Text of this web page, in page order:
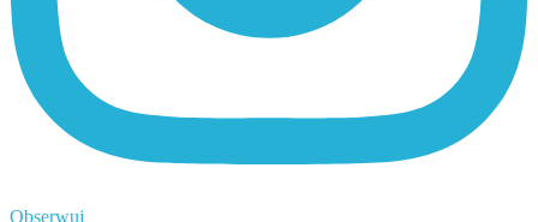
Obserwuj